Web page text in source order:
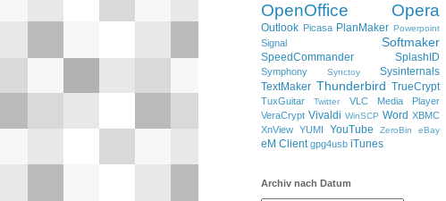
OpenOffice Opera
Outlook Picasa PlanMaker Powerpoint
Signal Softmaker
SpeedCommander SplashID
Symphony Synctoy
Sysinternals
TextMaker Thunderbird TrueCrypt
TuxGuitar Twitter
VLC Media Player
VeraCrypt Vivaldi WinSCP Word XBMC
XnView YUMI YouTube ZeroBin eBay
eM Client gpg4usb iTunes
Archiv nach Datum